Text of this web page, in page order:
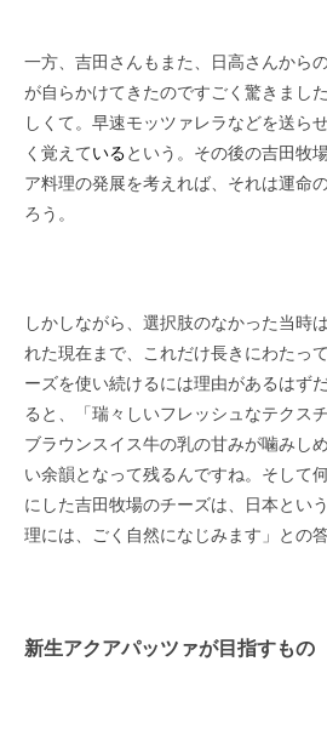
一方、吉田さんもまた、日高さんから
が自らかけてきたのですごく驚きまし
しくて。早速モッツァレラなどを送ら
く覚えているという。その後の吉田牧
ア料理の発展を考えれば、それは運命
ろう。
しかしながら、選択肢のなかった当時
れた現在まで、これだけ長きにわたっ
ーズを使い続けるには理由があるはず
ると、「瑞々しいフレッシュなテクス
ブラウンスイス牛の乳の甘みが噛みし
い余韻となって残るんですね。そして
にした吉田牧場のチーズは、日本とい
理には、ごく自然になじみます」との
新生アクアパッツァが目指すもの